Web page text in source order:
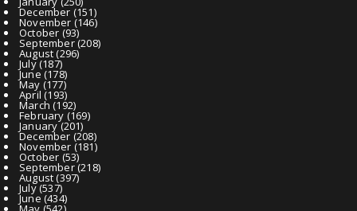
December (151)
November (146)
October (93)
September(208)
August(296)
July(187)
June(178)
May (177)
April (193)
March (192)
February (169)
January(201)
December (208)
November (181)
October (53)
September(218)
August(397)
July(537)
June(434)